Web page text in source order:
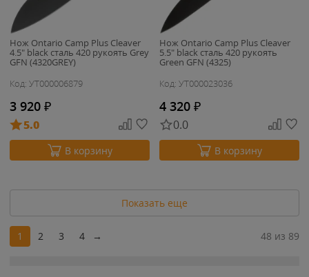
Нож Ontario Camp Plus Cleaver
4.5" black сталь 420 рукоять Grey
GFN (4320GREY)
Код: УТ000006879
3 920 ₽
5.0
В корзину
Нож Ontario Camp Plus Cleaver
5.5" black сталь 420 рукоять
Green GFN (4325)
Код: УТ000023036
4 320 ₽
0.0
В корзину
Показать еще
1 2 3 4 → 48 из 89